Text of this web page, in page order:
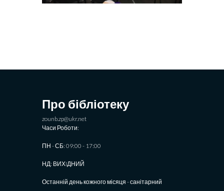
Про бібліотеку
zounb.zp@ukr.net
Часи Роботи:
ПН - СБ: 09:00 - 17:00
НД: ВИХIДНИЙ
Останній день кожного місяця - санітарний